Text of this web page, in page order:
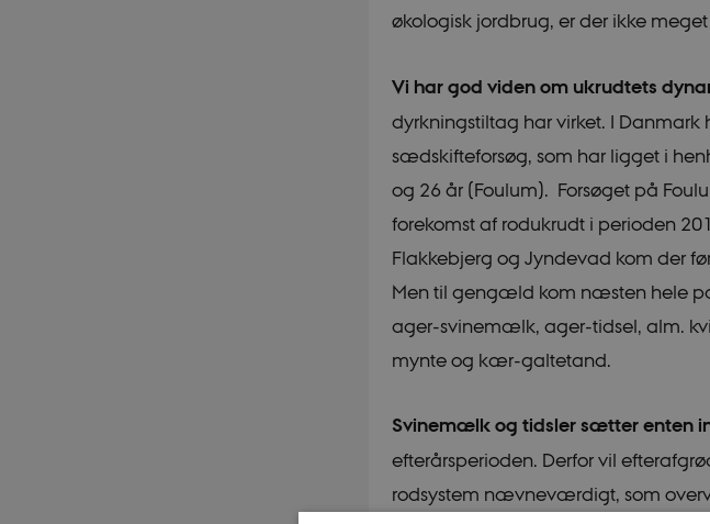
økologisk jordbrug, er der ikke
Vi har god viden om ukrudtets
dyrkningstiltag har virket. I Danmark
sædskifteforsøg, som har ligget i
og 26 år (Foulum). Forsøget på
forekomst af rodukrudt i perioden
Flakkebjerg og Jyndevad kom der
Men til gengæld kom næsten hele
ager-svinemælk, ager-tidsel, alm.
mynte og kær-galtetand.
Svinemælk og tidsler sætter enten
efterårsperioden. Derfor vil
rodsystem nævneværdigt, som